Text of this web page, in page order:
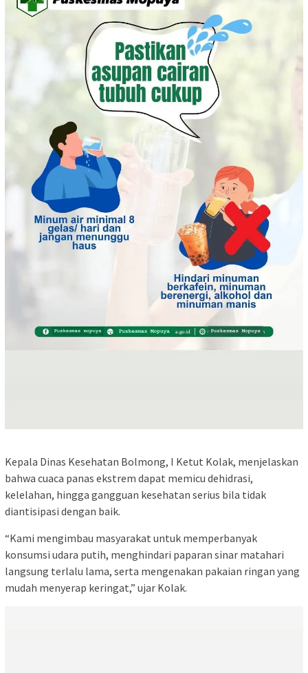
Kepala Dinas Kesehatan Bolmong, I Ketut Kolak, menjelaskan
bahwa cuaca panas ekstrem dapat memicu dehidrasi,
kelelahan, hingga gangguan kesehatan serius bila tidak
diantisipasi dengan baik.
“Kami mengimbau masyarakat untuk memperbanyak
konsumsi udara putih, menghindari paparan sinar matahari
langsung terlalu lama, serta mengenakan pakaian ringan yang
mudah menyerap keringat,” ujar Kolak.